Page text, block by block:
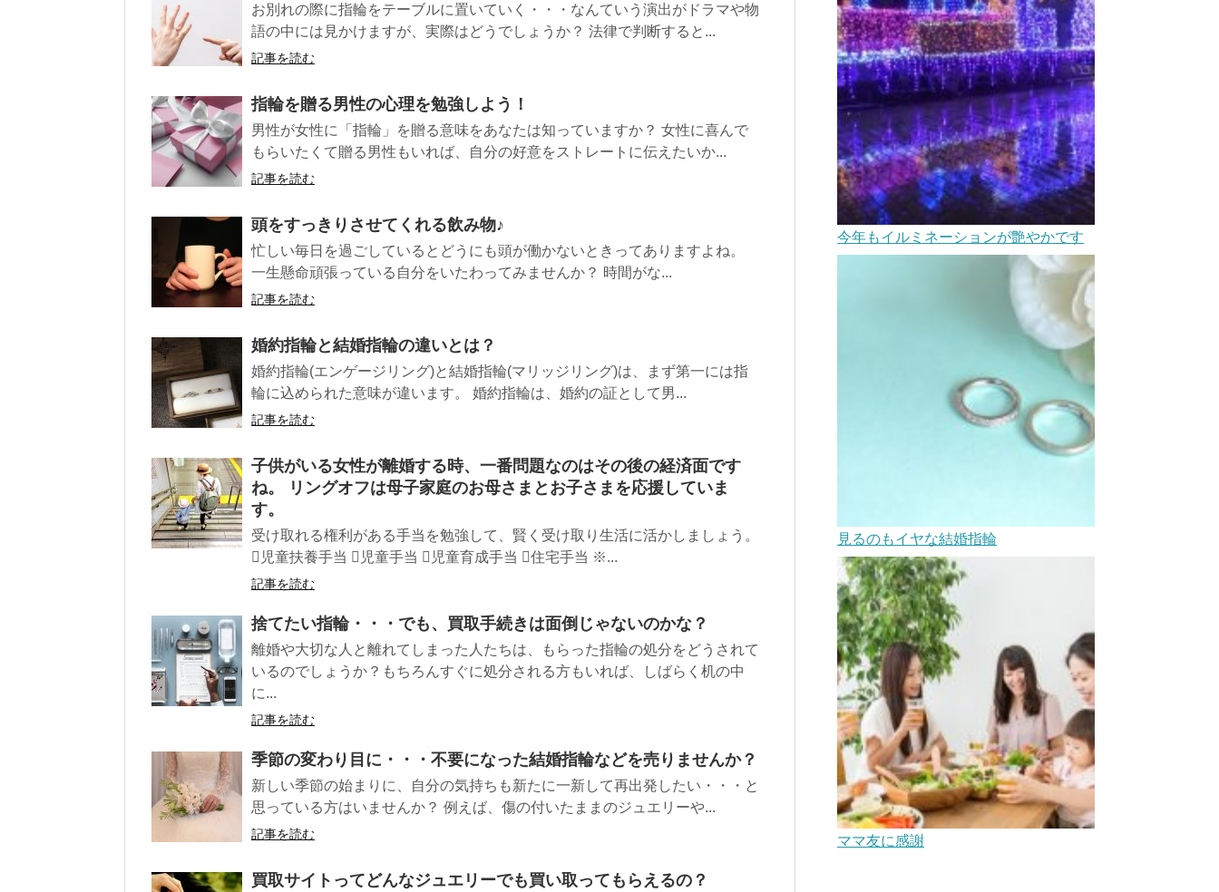
お別れの際に指輪をテーブルに置いていく・・・なんていう演出がドラマや物
語の中には見かけますが、実際はどうでしょうか？ 法律で判断すると...
記事を読む
指輪を贈る男性の心理を勉強しよう！
男性が女性に「指輪」を贈る意味をあなたは知っていますか？ 女性に喜んで
もらいたくて贈る男性もいれば、自分の好意をストレートに伝えたいか...
記事を読む
頭をすっきりさせてくれる飲み物♪
忙しい毎日を過ごしているとどうにも頭が働かないときってありますよね。
一生懸命頑張っている自分をいたわってみませんか？ 時間がな...
記事を読む
婚約指輪と結婚指輪の違いとは？
婚約指輪(エンゲージリング)と結婚指輪(マリッジリング)は、まず第一には指
輪に込められた意味が違います。 婚約指輪は、婚約の証として男...
記事を読む
子供がいる女性が離婚する時、一番問題なのはその後の経済面です
ね。 リングオフは母子家庭のお母さまとお子さまを応援していま
す。
受け取れる権利がある手当を勉強して、賢く受け取り生活に活かしましょう。
児童扶養手当 児童手当 児童育成手当 住宅手当 ※...
記事を読む
捨てたい指輪・・・でも、買取手続きは面倒じゃないのかな？
離婚や大切な人と離れてしまった人たちは、もらった指輪の処分をどうされて
いるのでしょうか？もちろんすぐに処分される方もいれば、しばらく机の中
に...
記事を読む
季節の変わり目に・・・不要になった結婚指輪などを売りませんか？
新しい季節の始まりに、自分の気持ちも新たに一新して再出発したい・・・と
思っている方はいませんか？ 例えば、傷の付いたままのジュエリーや...
記事を読む
買取サイトってどんなジュエリーでも買い取ってもらえるの？
今年もイルミネーションが艶やかです
見るのもイヤな結婚指輪
ママ友に感謝